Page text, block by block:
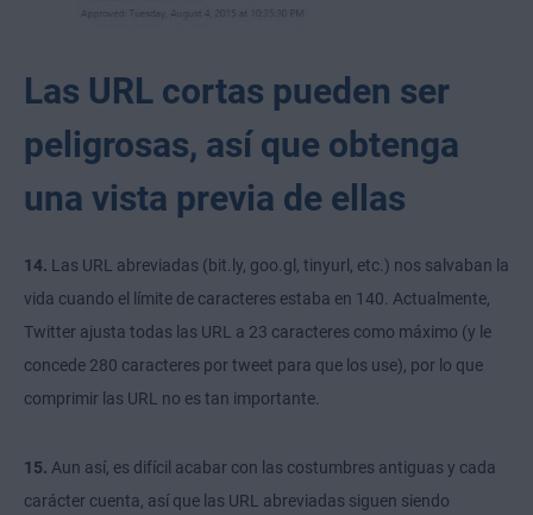
Las URL cortas pueden ser
peligrosas, así que obtenga
una vista previa de ellas
14. Las URL abreviadas (bit.ly, goo.gl, tinyurl , etc.) nos salvaban la
vida cuando el límite de caracteres estaba en 140. Actualmente,
Twitter ajusta todas las URL a 23 caracteres como máximo (y le
concede 280 caracteres por tweet para que los use), por lo que
comprimir las URL no es tan importante.
15. Aun así, es difícil acabar con las costumbres antiguas y cada
carácter cuenta, así que las URL abreviadas siguen siendo